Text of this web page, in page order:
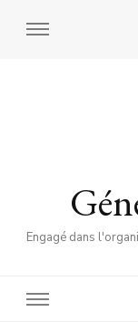
Engagé dans